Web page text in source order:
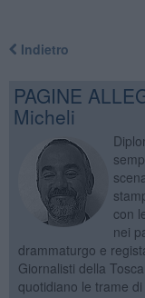
Indietro
PAGINE
Micheli
con
nei
drammaturgo e
Giornalisti della
quotidiano le trame